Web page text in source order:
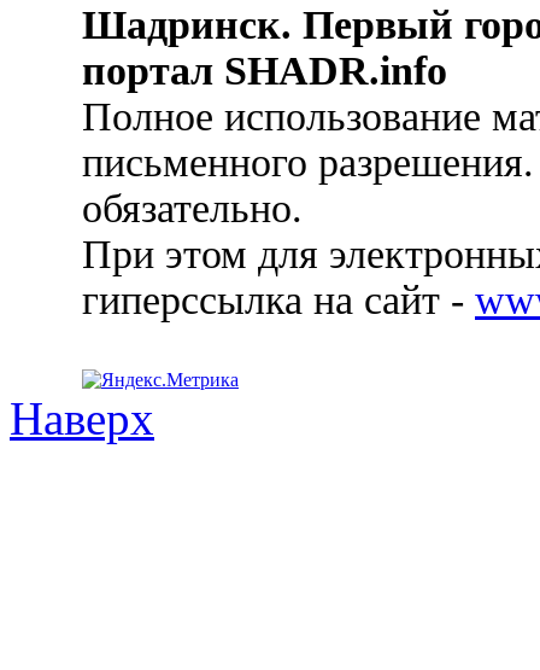
Шадринск. Первый
портал SHADR.info
Полное использование
письменного
обязательно.
При этом для
гиперссылка на сайт -
Наверх